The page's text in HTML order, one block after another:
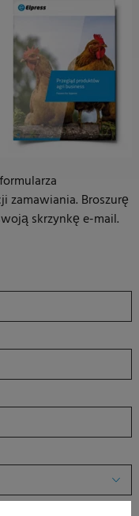
zamawiania. Broszurę
skrzynkę e-mail.